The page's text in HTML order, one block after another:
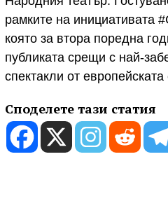
рамките на инициативата
която за втора поредна
публиката срещи с най-
спектакли от европейската
Споделете тази статия